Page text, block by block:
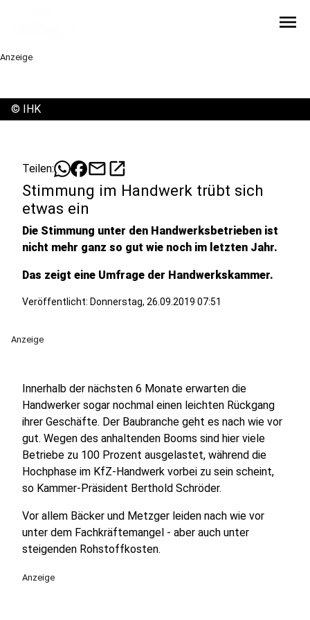
menu
Anzeige
© IHK
Teilen: mailopen_in_new
Stimmung im Handwerk trübt sich
etwas ein
Die Stimmung unter den Handwerksbetrieben ist
nicht mehr ganz so gut wie noch im letzten Jahr.
Das zeigt eine Umfrage der Handwerkskammer.
Veröffentlicht: Donnerstag, 26.09.2019 07:51
Anzeige
Innerhalb der nächsten 6 Monate erwarten die
Handwerker sogar nochmal einen leichten Rückgang
ihrer Geschäfte. Der Baubranche geht es nach wie vor
gut. Wegen des anhaltenden Booms sind hier viele
Betriebe zu 100 Prozent ausgelastet, während die
Hochphase im KfZ-Handwerk vorbei zu sein scheint,
so Kammer-Präsident Berthold Schröder.
Vor allem Bäcker und Metzger leiden nach wie vor
unter dem Fachkräftemangel - aber auch unter
steigenden Rohstoffkosten.
Anzeige